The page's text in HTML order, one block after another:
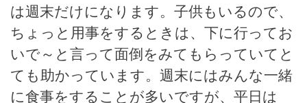
は週末だけになります。子供もいるので、
ちょっと用事をするときは、下に行ってお
いで～と言って面倒をみてもらっていてと
ても助かっています。週末にはみんな一緒
に食事をすることが多いですが、平日は